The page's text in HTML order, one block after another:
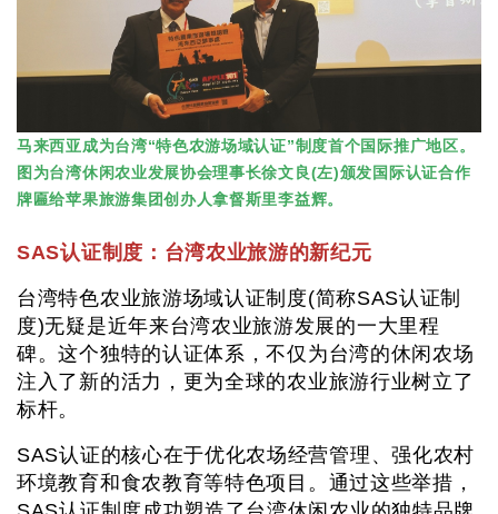
马来西亚成为台湾“特色农游场域认证”制度首个国际推广地区。
图为台湾休闲农业发展协会理事长徐文良(左)颁发国际认证合作
牌匾给苹果旅游集团创办人拿督斯里李益辉。
SAS认证制度：台湾农业旅游的新纪元
台湾特色农业旅游场域认证制度(简称SAS认证制
度)无疑是近年来台湾农业旅游发展的一大里程
碑。这个独特的认证体系，不仅为台湾的休闲农场
注入了新的活力，更为全球的农业旅游行业树立了
标杆。
SAS认证的核心在于优化农场经营管理、强化农村
环境教育和食农教育等特色项目。通过这些举措，